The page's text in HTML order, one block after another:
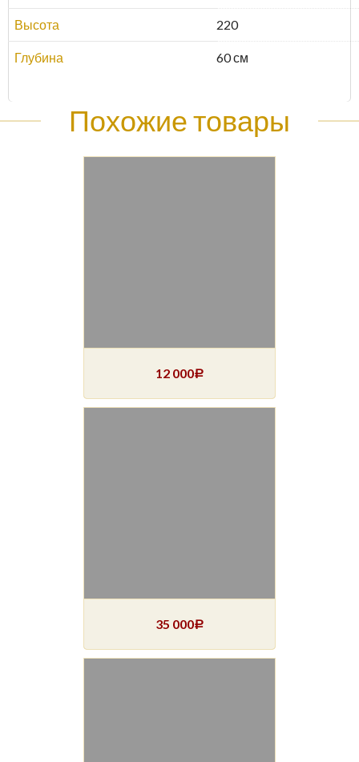
Высота 220
Глубина 60 см
Похожие товары
12 000Р
35 000Р